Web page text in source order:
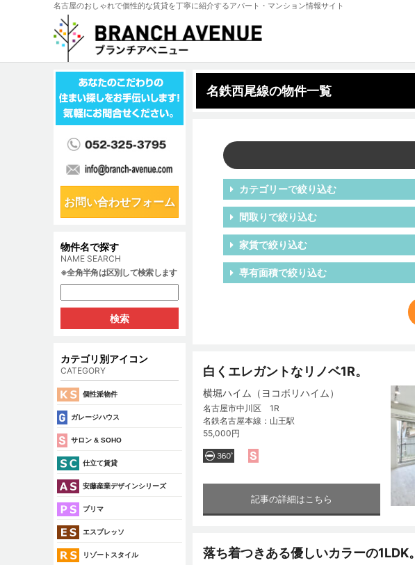
名古屋のおしゃれで個性的な賃貸を丁寧に紹介するアパート・マンション情報サイト
名鉄西尾線の物件一覧
カテゴリーで絞り込む
間取りで絞り込む
家賃で絞り込む
専有面積で絞り込む
白くエレガントなリノベ1R。
横堀ハイム（ヨコボリハイム）
名古屋市中川区 1R
名鉄名古屋本線：山王駅
55,000円
記事の詳細はこちら
落ち着つきある優しいカラーの1LDK。
お問い合わせフォーム
物件名で探す
NAME SEARCH
※全角半角は区別して検索します
カテゴリ別アイコン
CATEGORY
個性派物件
ガレージハウス
サロン & SOHO
仕立て賃貸
安藤産業デザインシリーズ
プリマ
エスプレッソ
リゾートスタイル